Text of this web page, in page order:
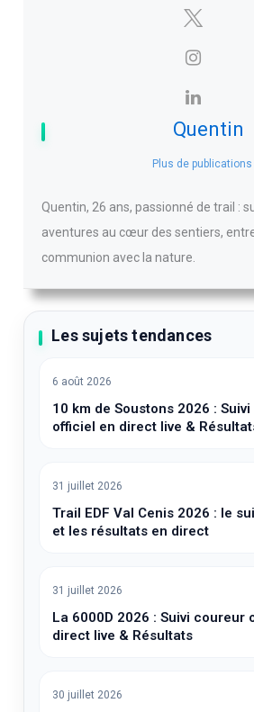
Quentin
Plus de publications
Quentin, 26 ans, passionné de trail :
aventures au cœur des sentiers,
communion avec la nature.
Les sujets tendances
6 août 2026
10 km de Soustons 2026 :
officiel en direct live &
31 juillet 2026
Trail EDF Val Cenis 2026 : le
et les résultats en direct
31 juillet 2026
La 6000D 2026 : Suivi coureur
direct live & Résultats
30 juillet 2026